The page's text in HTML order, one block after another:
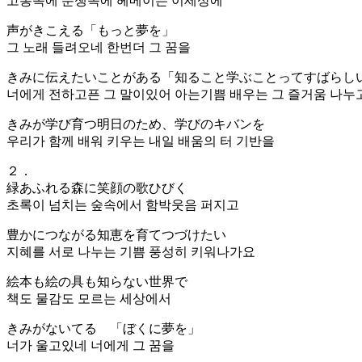
声がきこえる「もっと夢を」
그 노래 들려오네 한번더 그 꿈을
きみに伝えたいことがある「知ること学ぶことってすばらし
너에게 전하고픈 그 말이있어 아는기쁨 배우는 그 즐거움 나누
きみが学び育つ明日のため、学びのキバンを
우리가 함께 배워 키우는 내일 배움의 터 기반을
２．
緑あふれる森に笑顔の歌ひびく
초록이 넘치는 숲속에서 함박웃음 퍼지고
豊かにつながる知恵を育てつづけたい
지혜를 서로 나누는 기쁨 풍성히 키워나가요
絵本も絵の具も知らない世界で
책도 물감도 모르는 세상에서
きみがないてる 「ぼくに夢を」
너가 울고있네 너에게 그 꿈을